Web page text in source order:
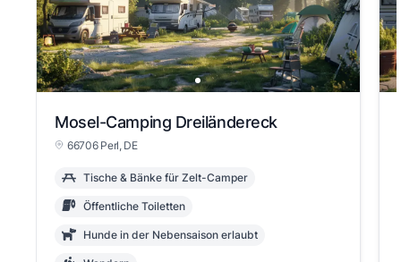
Mosel-Camping Dreiländereck
66706 Perl, DE
Tische & Bänke für Zelt-Camper
Öffentliche Toiletten
Hunde in der Nebensaison erlaubt